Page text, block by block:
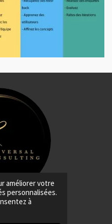
améliorer votre
personnalisées.
à